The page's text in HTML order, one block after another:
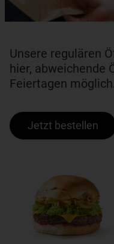
Unsere regulären
hier, abweichende
Feiertagen möglich.
Jetzt bestellen